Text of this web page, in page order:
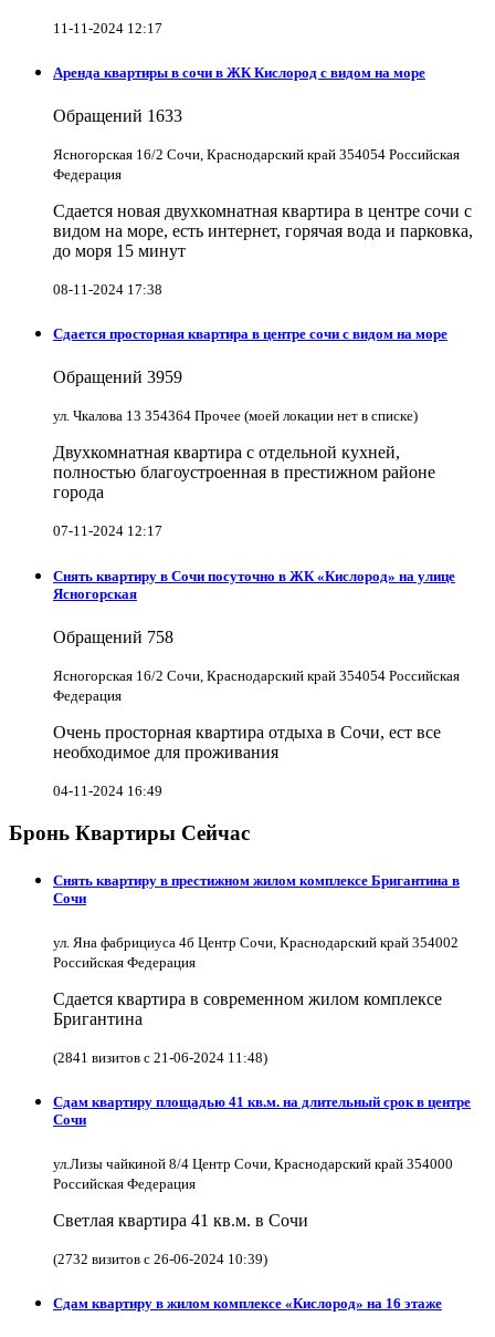
11-11-2024 12:17
Аренда квартиры в сочи в ЖК Кислород с видом на море
Обращений 1633
Ясногорская 16/2 Сочи, Краснодарский край 354054 Российская
Федерация
Сдается новая двухкомнатная квартира в центре сочи с
видом на море, есть интернет, горячая вода и парковка,
до моря 15 минут
08-11-2024 17:38
Сдается просторная квартира в центре сочи с видом на море
Обращений 3959
ул. Чкалова 13 354364 Прочее (моей локации нет в списке)
Двухкомнатная квартира с отдельной кухней,
полностью благоустроенная в престижном районе
города
07-11-2024 12:17
Снять квартиру в Cочи посуточно в ЖК «Кислород» на улице
Ясногорская
Обращений 758
Ясногорская 16/2 Сочи, Краснодарский край 354054 Российская
Федерация
Очень просторная квартира отдыха в Сочи, ест все
необходимое для проживания
04-11-2024 16:49
Бронь Квартиры Сейчас
Снять квартиру в престижном жилом комплексе Бригантина в
Сочи
ул. Яна фабрициуса 4б Центр Сочи, Краснодарский край 354002
Российская Федерация
Сдается квартира в современном жилом комплексе
Бригантина
(2841 визитов с 21-06-2024 11:48)
Сдам квартиру площадью 41 кв.м. на длительный срок в центре
Сочи
ул.Лизы чайкиной 8/4 Центр Сочи, Краснодарский край 354000
Российская Федерация
Светлая квартира 41 кв.м. в Сочи
(2732 визитов с 26-06-2024 10:39)
Сдам квартиру в жилом комплексе «Кислород» на 16 этаже